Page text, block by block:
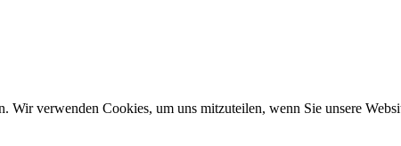
verwenden Cookies, um uns mitzuteilen, wenn Sie unsere